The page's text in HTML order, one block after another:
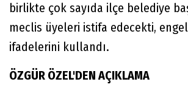
birlikte çok sayıda ilçe belediye
meclis üyeleri istifa edecekti,
ifadelerini kullandı.
ÖZGÜR ÖZEL'DEN AÇIKLAMA